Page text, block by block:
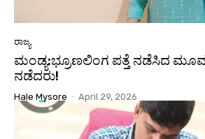
ರಾಜ್ಯ
ಮಂಡ್ಯ:ಭ್ರೂಣಲಿಂಗ ಪತ್ತೆ ನಡೆಸಿದ
ನಡೆದರು!
Hale Mysore - April 29, 2026